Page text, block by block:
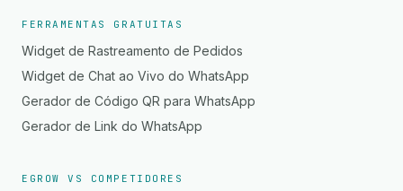
FERRAMENTAS GRATUITAS
Widget de Rastreamento de Pedidos
Widget de Chat ao Vivo do WhatsApp
Gerador de Código QR para WhatsApp
Gerador de Link do WhatsApp
EGROW VS COMPETIDORES